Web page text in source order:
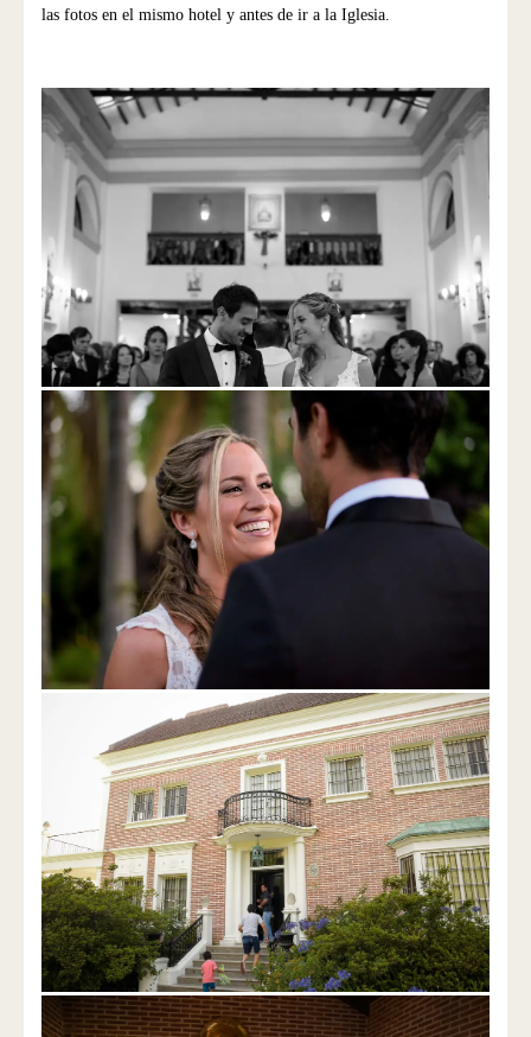
las fotos en el mismo hotel y antes de ir a la Iglesia.